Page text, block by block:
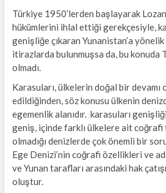
Türkiye 1950’lerden başlayarak Lozan
hükümlerini ihlal ettiği gerekçesiyle,
genişliğe çıkaran Yunanistan’a
itirazlarda bulunmuşsa da, bu konuda
olmadı.
Karasuları, ülkelerin doğal bir devamı
edildiğinden, söz konusu ülkenin
egemenlik alanıdır. karasuları
geniş, içinde farklı ülkelere ait coğrafi
olmadığı denizlerde çok önemli bir
Ege Denizi’nin coğrafi özellikleri ve
ve Yunan tarafları arasındaki hak
oluştur.